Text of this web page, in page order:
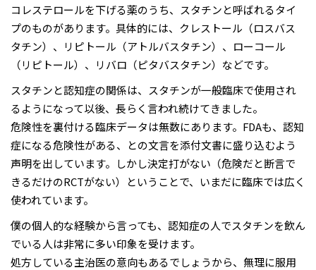
コレステロールを下げる薬のうち、スタチンと呼ばれるタイ
プのものがあります。具体的には、クレストール（ロスバス
タチン）、リピトール（アトルバスタチン）、ローコール
（リピトール）、リバロ（ピタバスタチン）などです。
スタチンと認知症の関係は、スタチンが一般臨床で使用され
るようになって以後、長らく言われ続けてきました。
危険性を裏付ける臨床データは無数にあります。FDAも、認知
症になる危険性がある、との文言を添付文書に盛り込むよう
声明を出しています。しかし決定打がない（危険だと断言で
きるだけのRCTがない）ということで、いまだに臨床では広く
使われています。
僕の個人的な経験から言っても、認知症の人でスタチンを飲ん
でいる人は非常に多い印象を受けます。
処方している主治医の意向もあるでしょうから、無理に服用